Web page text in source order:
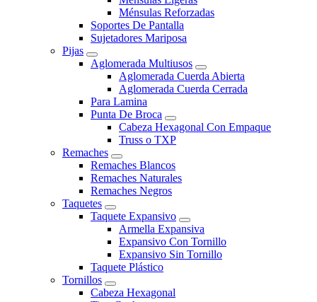
Ménsulas Reforzadas
Soportes De Pantalla
Sujetadores Mariposa
Pijas
Aglomerada Multiusos
Aglomerada Cuerda Abierta
Aglomerada Cuerda Cerrada
Para Lamina
Punta De Broca
Cabeza Hexagonal Con Empaque
Truss o TXP
Remaches
Remaches Blancos
Remaches Naturales
Remaches Negros
Taquetes
Taquete Expansivo
Armella Expansiva
Expansivo Con Tornillo
Expansivo Sin Tornillo
Taquete Plástico
Tornillos
Cabeza Hexagonal